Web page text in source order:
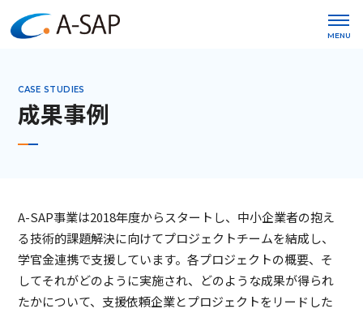
MENU
CASE STUDIES
成果事例
A-SAP事業は2018年度からスタートし、中小企業者の抱え
る技術的課題解決に向けてプロジェクトチームを結成し、
学官金連携で支援しています。各プロジェクトの概要、そ
してそれがどのように実施され、どのような成果が得られ
たかについて、支援依頼企業とプロジェクトをリードした